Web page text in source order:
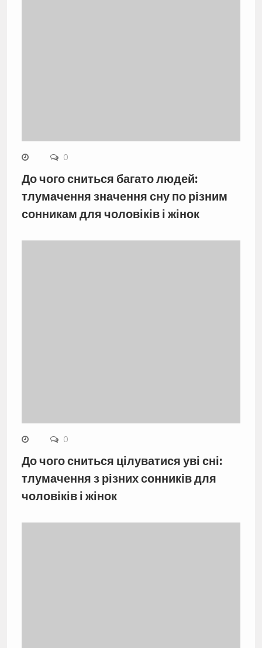
0
До чого сниться багато людей:
тлумачення значення сну по різним
сонникам для чоловіків і жінок
0
До чого сниться цілуватися уві сні:
тлумачення з різних сонників для
чоловіків і жінок